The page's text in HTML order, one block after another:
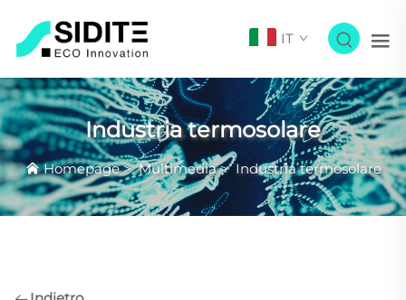
IT
Industria termosolare
Homepage>Multimedia>Industria termosolare